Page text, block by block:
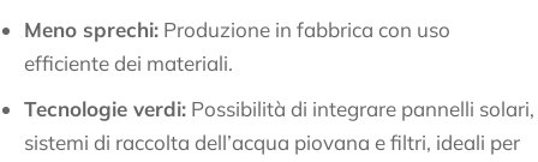
Meno sprechi: Produzione in fabbrica con uso
efficiente dei materiali.
Tecnologie verdi: Possibilità di integrare pannelli solari,
sistemi di raccolta dell’acqua piovana e filtri, ideali per